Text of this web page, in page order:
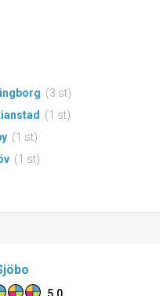
(3 st)
(1 st)
(1 st)
(1 st)